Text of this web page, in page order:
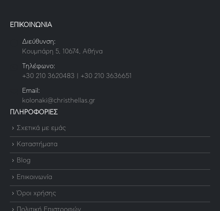
ΕΠΙΚΟΙΝΩΝΙΑ
Διεύθυνση:
Κουμπάρη 5, 10674, Αθήνα
Τηλέφωνο:
+30 210 3620483 | +30 210 3636651
Email:
kolonaki@christhellas.gr
ΠΛΗΡΟΦΟΡΙΕΣ
Σχετικά με εμάς
Καταστήματα
Blog
Επικοινωνία
Όροι χρήσης